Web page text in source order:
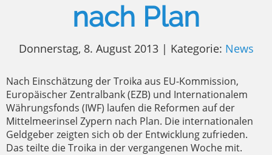
nach Plan
Donnerstag, 8. August 2013 | Kategorie: News
Nach Einschätzung der Troika aus EU-Kommission,
Europäischer Zentralbank (EZB) und Internationalem
Währungsfonds (IWF) laufen die Reformen auf der
Mittelmeerinsel Zypern nach Plan. Die internationalen
Geldgeber zeigten sich ob der Entwicklung zufrieden.
Das teilte die Troika in der vergangenen Woche mit.